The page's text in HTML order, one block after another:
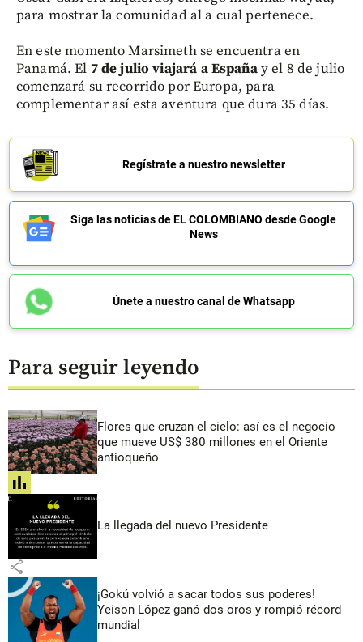
para mostrar la comunidad al a cual pertenece.
En este momento Marsimeth se encuentra en
Panamá. El 7 de julio viajará a Españay el 8 de julio
comenzará su recorrido por Europa, para
complementar así esta aventura que dura 35 días.
Regístrate a nuestro newsletter
Siga las noticias de EL COLOMBIANO desde Google
News
Únete a nuestro canal de Whatsapp
Para seguir leyendo
Flores que cruzan el cielo: así es el negocio
que mueve US$ 380 millones en el Oriente
antioqueño
share
La llegada del nuevo Presidente
share
¡Gokú volvió a sacar todos sus poderes!
Yeison López ganó dos oros y rompió récord
mundial